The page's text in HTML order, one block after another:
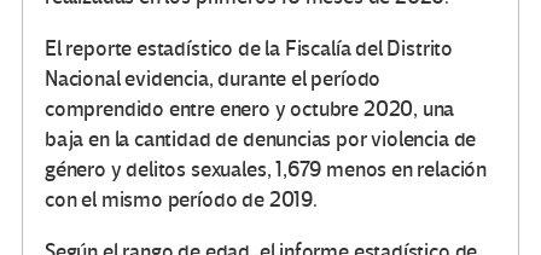
El reporte estadístico de la Fiscalía del Distrito
Nacional evidencia, durante el período
comprendido entre enero y octubre 2020, una
baja en la cantidad de denuncias por violencia de
género y delitos sexuales, 1,679 menos en relación
con el mismo período de 2019.